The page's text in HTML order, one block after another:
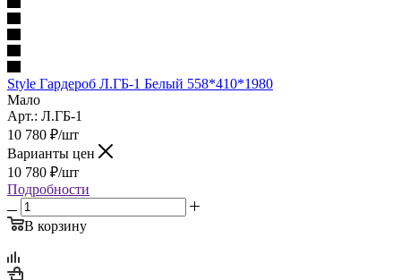
Style Гардероб Л.ГБ-1 Белый 558*410*1980
Мало
Арт.: Л.ГБ-1
10 780 ₽/шт
Варианты цен
10 780 ₽/шт
Подробности
В корзину